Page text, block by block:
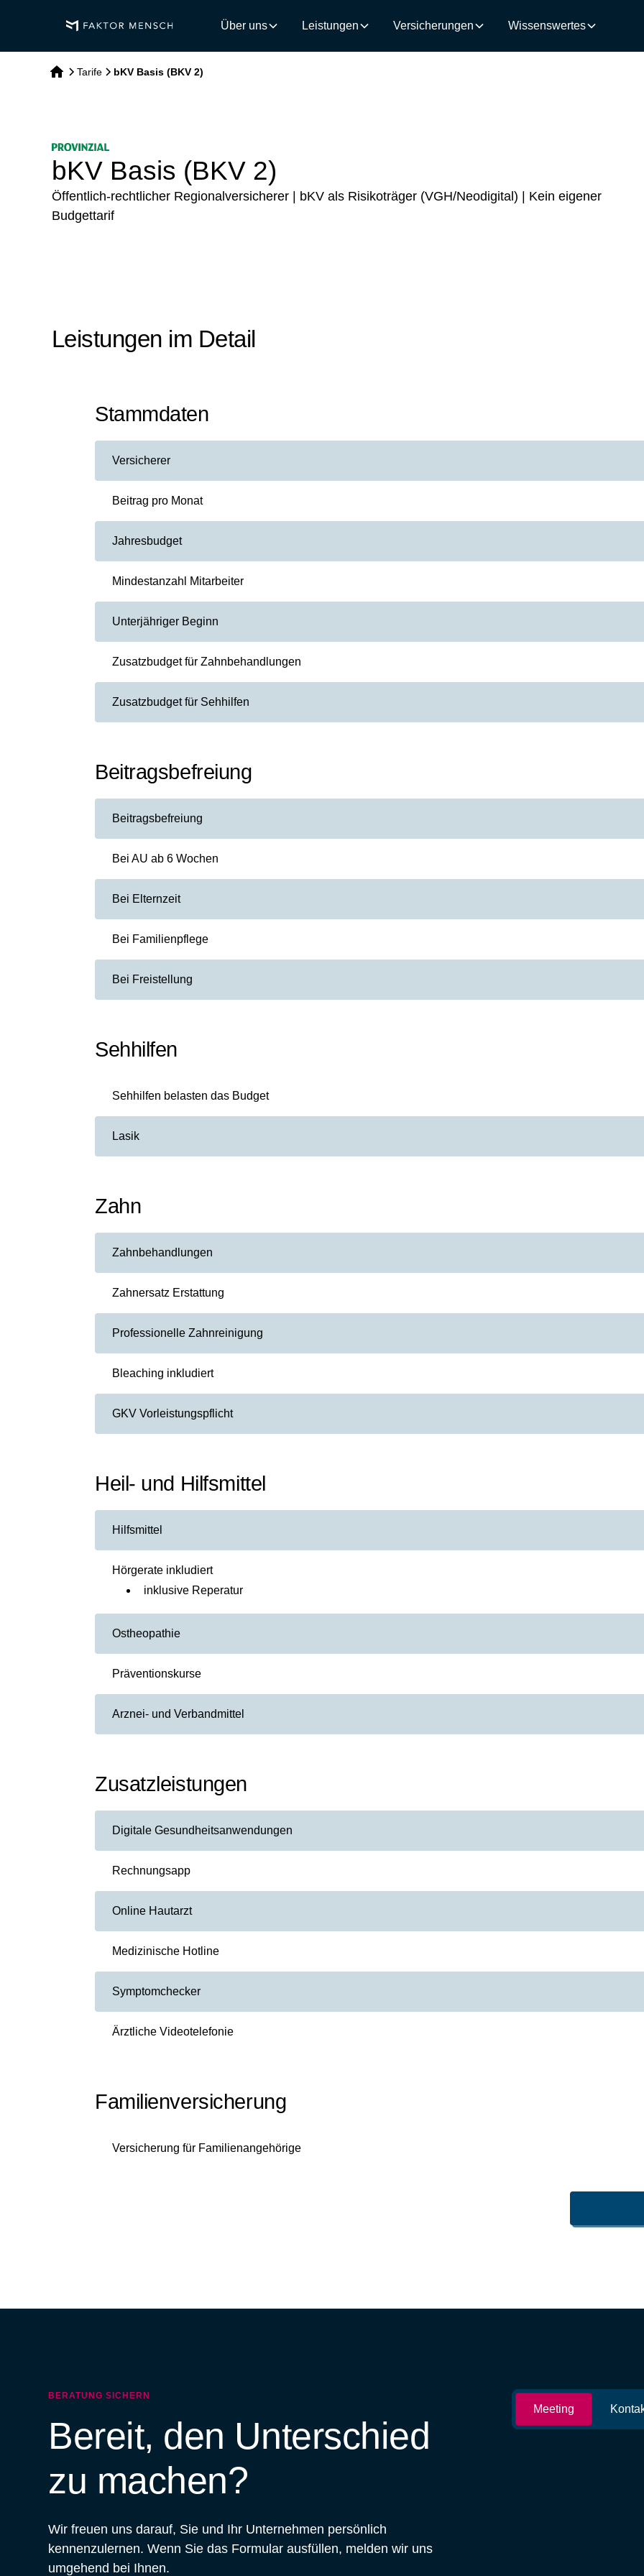
Über uns Leistungen Versicherungen Wissenswertes
Tarife bKV Basis (BKV 2)
bKV Basis (BKV 2)
Öffentlich-rechtlicher Regionalversicherer | bKV als Risikoträger (VGH/Neodigital) | Kein eigener
Budgettarif
Leistungen im Detail
Stammdaten
Versicherer
Beitrag pro Monat
Jahresbudget
Mindestanzahl Mitarbeiter
Unterjähriger Beginn
Zusatzbudget für Zahnbehandlungen
Zusatzbudget für Sehhilfen
Beitragsbefreiung
Beitragsbefreiung
Bei AU ab 6 Wochen
Bei Elternzeit
Bei Familienpflege
Bei Freistellung
Sehhilfen
Sehhilfen belasten das Budget
Lasik
Zahn
Zahnbehandlungen
Zahnersatz Erstattung
Professionelle Zahnreinigung
Bleaching inkludiert
GKV Vorleistungspflicht
Heil- und Hilfsmittel
Hilfsmittel
Hörgerate inkludiert
inklusive Reperatur
Ostheopathie
Präventionskurse
Arznei- und Verbandmittel
Zusatzleistungen
Digitale Gesundheitsanwendungen
Rechnungsapp
Online Hautarzt
Medizinische Hotline
Symptomchecker
Ärztliche Videotelefonie
Familienversicherung
Versicherung für Familienangehörige
BERATUNG SICHERN
Bereit, den Unterschied
zu machen?
Wir freuen uns darauf, Sie und Ihr Unternehmen persönlich
kennenzulernen. Wenn Sie das Formular ausfüllen, melden wir uns
umgehend bei Ihnen.
Meeting